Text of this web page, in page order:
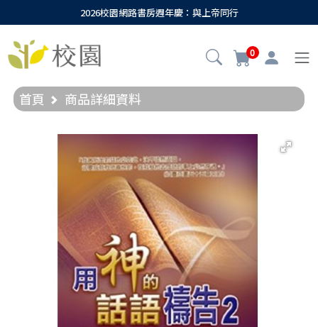
2026校園網路書房週年慶：與上帝同行
0
首頁 商品詳細資料